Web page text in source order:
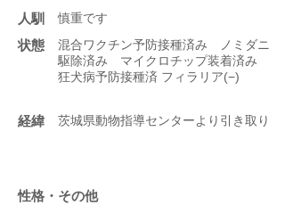
人馴 慎重です
状態
混合ワクチン予防接種済み ノミダニ
駆除済み マイクロチップ装着済み
狂犬病予防接種済 フィラリア(−)
​経緯 茨城県動物指導センターより引き取り
性格・その他